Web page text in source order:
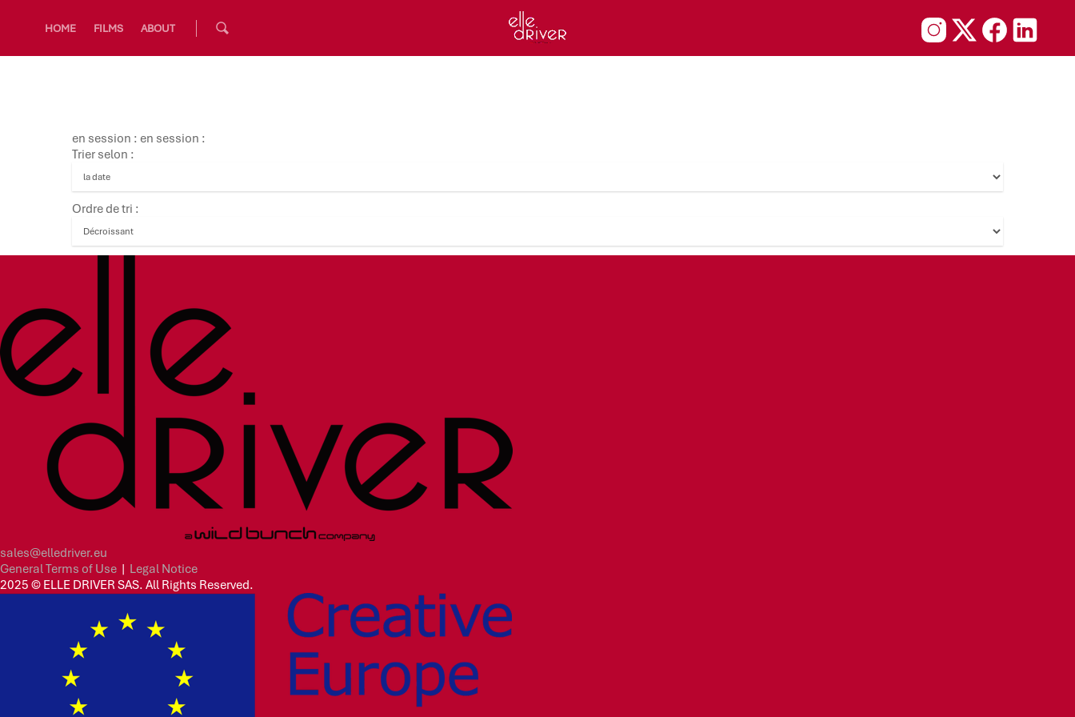
HOME FILMS ABOUT
en session : en session :
Trier selon :
Ordre de tri :
sales@elledriver.eu
General Terms of Use | Legal Notice
2025 © ELLE DRIVER SAS. All Rights Reserved.